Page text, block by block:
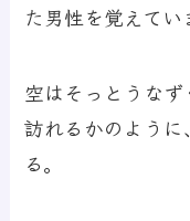
た男性を覚えてい
空はそっとうな
訪れるかのよう
る。